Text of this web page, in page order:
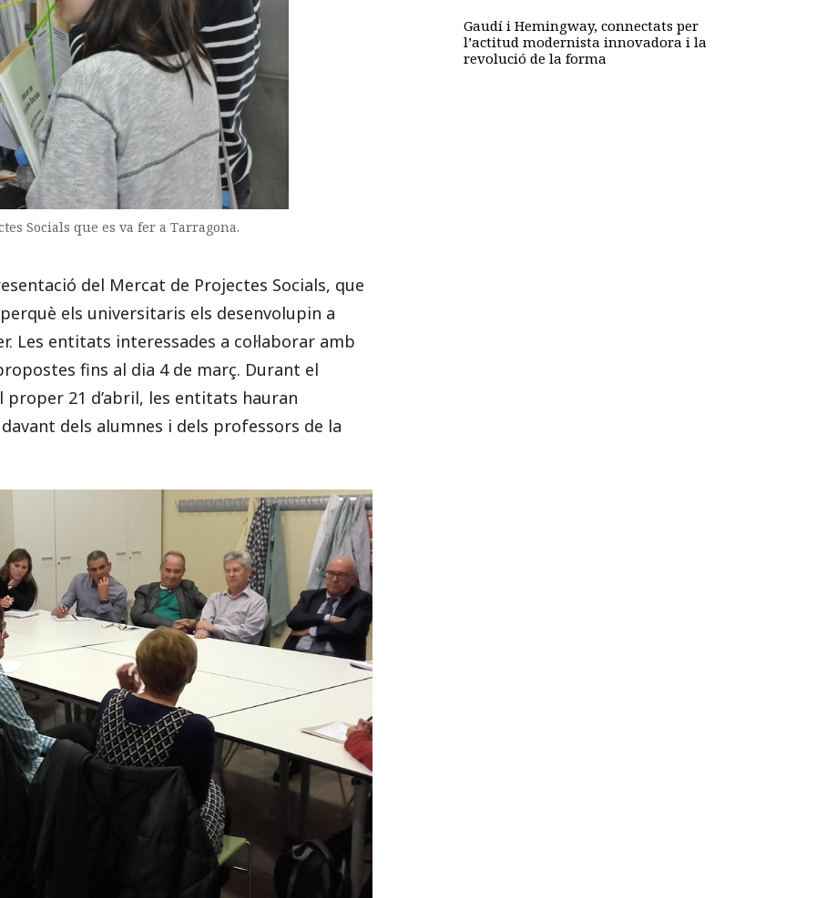
Socials que es va fer a Tarragona.
del Mercat de Projectes Socials, que
els universitaris els desenvolupin a
Les entitats interessades a col·laborar amb
fins al dia 4 de març. Durant el
21 d’abril, les entitats hauran
dels alumnes i dels professors de la
Gaudí i Hemingway, connectats per
l’actitud modernista innovadora i la
revolució de la forma